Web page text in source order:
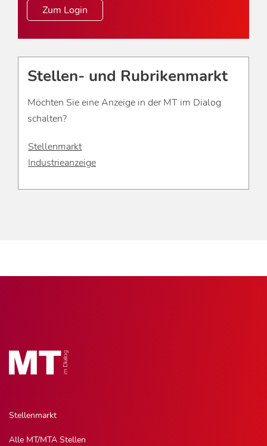
Zum Login
Stellen- und Rubrikenmarkt
Möchten Sie eine Anzeige in der MT im Dialog
schalten?
Stellenmarkt
Industrieanzeige
Stellenmarkt
Alle MT/MTA Stellen